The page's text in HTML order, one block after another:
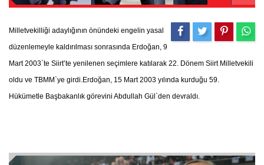
Milletvekilliği adaylığının önündeki engelin yasal
düzenlemeyle kaldırılması sonrasında Erdoğan, 9
Mart 2003`te Siirt’te yenilenen seçimlere katılarak 22. Dönem Siirt Milletvekili
oldu ve TBMM`ye girdi.Erdoğan, 15 Mart 2003 yılında kurduğu 59.
Hükümetle Başbakanlık görevini Abdullah Gül`den devraldı.